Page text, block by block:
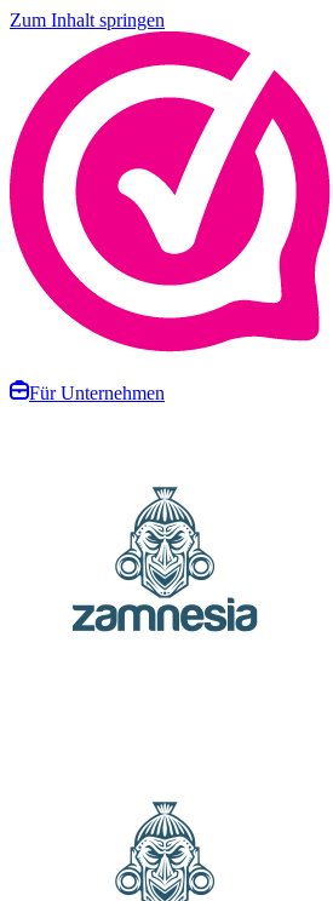
Zum Inhalt springen
Für Unternehmen